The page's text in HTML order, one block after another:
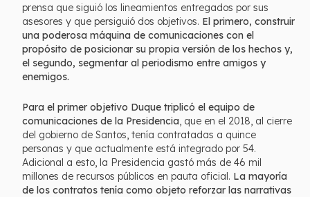
prensa que siguió los lineamientos entregados por sus
asesores y que persiguió dos objetivos. El primero, construir
una poderosa máquina de comunicaciones con el
propósito de posicionar su propia versión de los hechos y,
el segundo, segmentar al periodismo entre amigos y
enemigos.
Para el primer objetivo Duque triplicó el equipo de
comunicaciones de la Presidencia, que en el 2018, al cierre
del gobierno de Santos, tenía contratadas a quince
personas y que actualmente está integrado por 54.
Adicional a esto, la Presidencia gastó más de 46 mil
millones de recursos públicos en pauta oficial. La mayoría
de los contratos tenía como objeto reforzar las narrativas